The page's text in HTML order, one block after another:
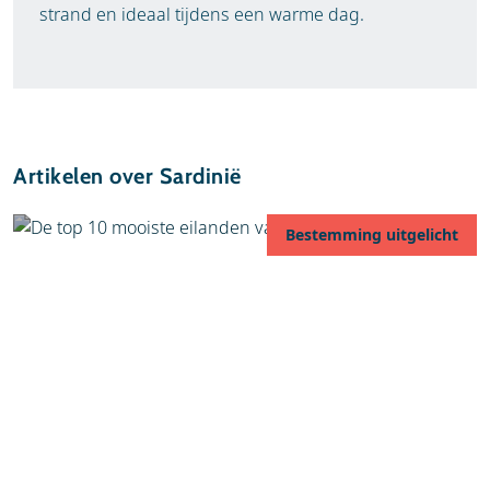
strand en ideaal tijdens een warme dag.
Artikelen over Sardinië
Bestemming uitgelicht